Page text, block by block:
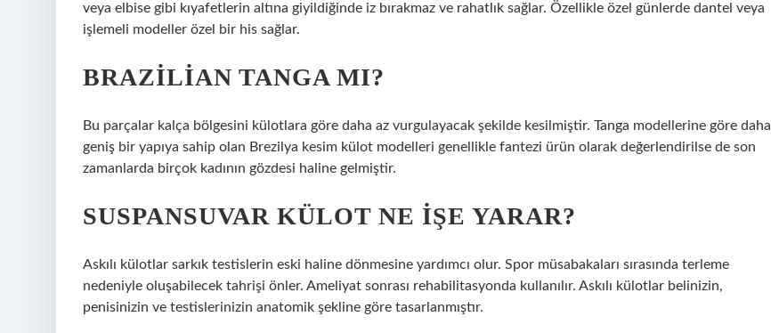
veya elbise gibi kıyafetlerin altına giyildiğinde iz bırakmaz ve rahatlık sağlar. Özellikle özel günlerde dantel veya
işlemeli modeller özel bir his sağlar.
BRAZILIAN TANGA MI?
Bu parçalar kalça bölgesini külotlara göre daha az vurgulayacak şekilde kesilmiştir. Tanga modellerine göre daha
geniş bir yapıya sahip olan Brezilya kesim külot modelleri genellikle fantezi ürün olarak değerlendirilse de son
zamanlarda birçok kadının gözdesi haline gelmiştir.
SUSPANSUVAR KÜLOT NE IŞE YARAR?
Askılı külotlar sarkık testislerin eski haline dönmesine yardımcı olur. Spor müsabakaları sırasında terleme
nedeniyle oluşabilecek tahrişi önler. Ameliyat sonrası rehabilitasyonda kullanılır. Askılı külotlar belinizin,
penisinizin ve testislerinizin anatomik şekline göre tasarlanmıştır.